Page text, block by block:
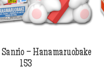
Sanrio – Hanamaruobake
153